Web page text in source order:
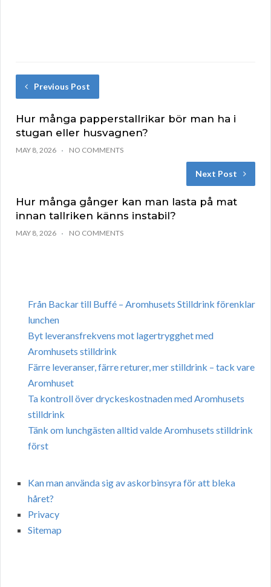
Previous Post
Hur många papperstallrikar bör man ha i
stugan eller husvagnen?
MAY 8, 2026 NO COMMENTS
Next Post
Hur många gånger kan man lasta på mat
innan tallriken känns instabil?
MAY 8, 2026 NO COMMENTS
Från Backar till Buffé – Aromhusets Stilldrink förenklar
lunchen
Byt leveransfrekvens mot lagertrygghet med
Aromhusets stilldrink
Färre leveranser, färre returer, mer stilldrink – tack vare
Aromhuset
Ta kontroll över dryckeskostnaden med Aromhusets
stilldrink
Tänk om lunchgästen alltid valde Aromhusets stilldrink
först
Kan man använda sig av askorbinsyra för att bleka
håret?
Privacy
Sitemap